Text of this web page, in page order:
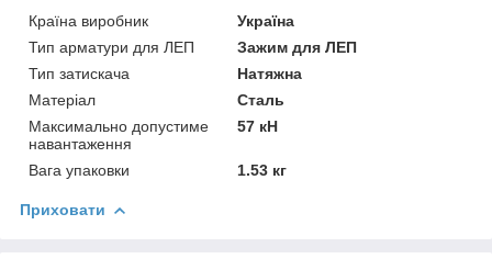
Країна виробник
Україна
Тип арматури для ЛЕП
Зажим для ЛЕП
Тип затискача
Натяжна
Матеріал
Сталь
Максимально допустиме
навантаження
57 кН
Вага упаковки 1.53 кг
Приховати